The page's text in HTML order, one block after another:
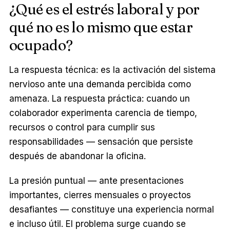
¿Qué es el estrés laboral y por
qué no es lo mismo que estar
ocupado?
La respuesta técnica: es la activación del sistema
nervioso ante una demanda percibida como
amenaza. La respuesta práctica: cuando un
colaborador experimenta carencia de tiempo,
recursos o control para cumplir sus
responsabilidades — sensación que persiste
después de abandonar la oficina.
La presión puntual — ante presentaciones
importantes, cierres mensuales o proyectos
desafiantes — constituye una experiencia normal
e incluso útil. El problema surge cuando se